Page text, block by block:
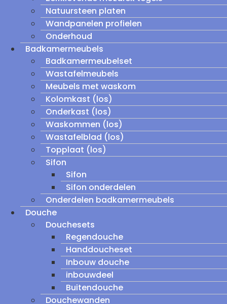
Natuursteen platen
Wandpanelen profielen
Onderhoud
Badkamermeubels
Badkamermeubelset
Wastafelmeubels
Meubels met waskom
Kolomkast (los)
Onderkast (los)
Waskommen (los)
Wastafelblad (los)
Topplaat (los)
Sifon
Sifon
Sifon onderdelen
Onderdelen badkamermeubels
Douche
Douchesets
Regendouche
Handdoucheset
Inbouw douche
inbouwdeel
Buitendouche
Douchewanden